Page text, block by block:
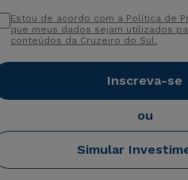
Estou de acordo com a Política de
que meus dados sejam utilizados
conteúdos da Cruzeiro do Sul.
Inscreva-se
ou
Simular